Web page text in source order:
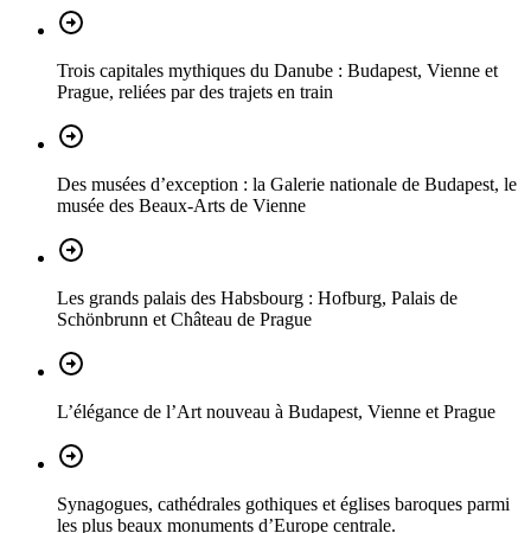
Trois capitales mythiques du Danube : Budapest, Vienne et
Prague, reliées par des trajets en train
Des musées d’exception : la Galerie nationale de Budapest, le
musée des Beaux-Arts de Vienne
Les grands palais des Habsbourg : Hofburg, Palais de
Schönbrunn et Château de Prague
L’élégance de l’Art nouveau à Budapest, Vienne et Prague
Synagogues, cathédrales gothiques et églises baroques parmi
les plus beaux monuments d’Europe centrale.